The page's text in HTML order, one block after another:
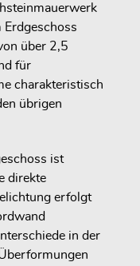
Erdgeschoss
über 2,5
für
charakteristisch
übrigen
ist
direkte
erfolgt
in der